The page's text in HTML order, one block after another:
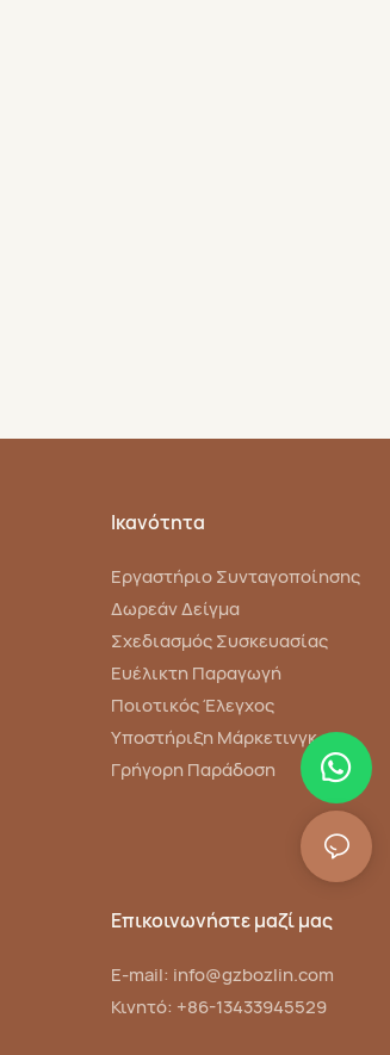
Ικανότητα
Εργαστήριο Συνταγοποίησης
Δωρεάν Δείγμα
Σχεδιασμός Συσκευασίας
Ευέλικτη Παραγωγή
Ποιοτικός Έλεγχος
Υποστήριξη Μάρκετινγκ
Γρήγορη Παράδοση
Επικοινωνήστε μαζί μας
E-mail: info@gzbozlin.com
Κινητό: +86-13433945529